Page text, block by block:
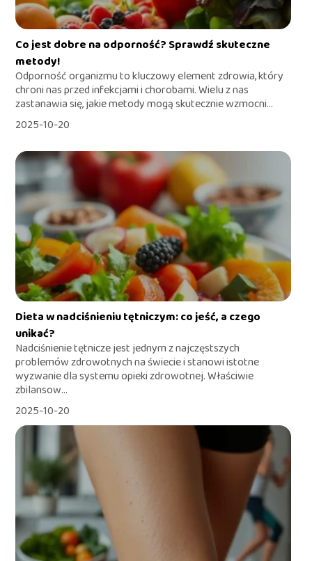
Co jest dobre na odporność? Sprawdź skuteczne
metody!
Odporność organizmu to kluczowy element zdrowia, który
chroni nas przed infekcjami i chorobami. Wielu z nas
zastanawia się, jakie metody mogą skutecznie wzmocni...
2025-10-20
Dieta w nadciśnieniu tętniczym: co jeść, a czego
unikać?
Nadciśnienie tętnicze jest jednym z najczęstszych
problemów zdrowotnych na świecie i stanowi istotne
wyzwanie dla systemu opieki zdrowotnej. Właściwie
zbilansow...
2025-10-20